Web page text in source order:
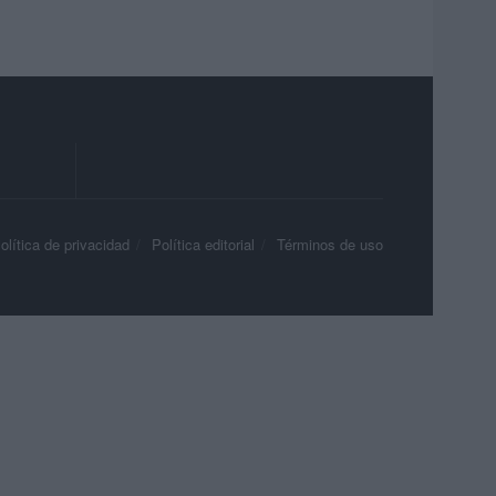
de privacidad Política editorial Términos de uso